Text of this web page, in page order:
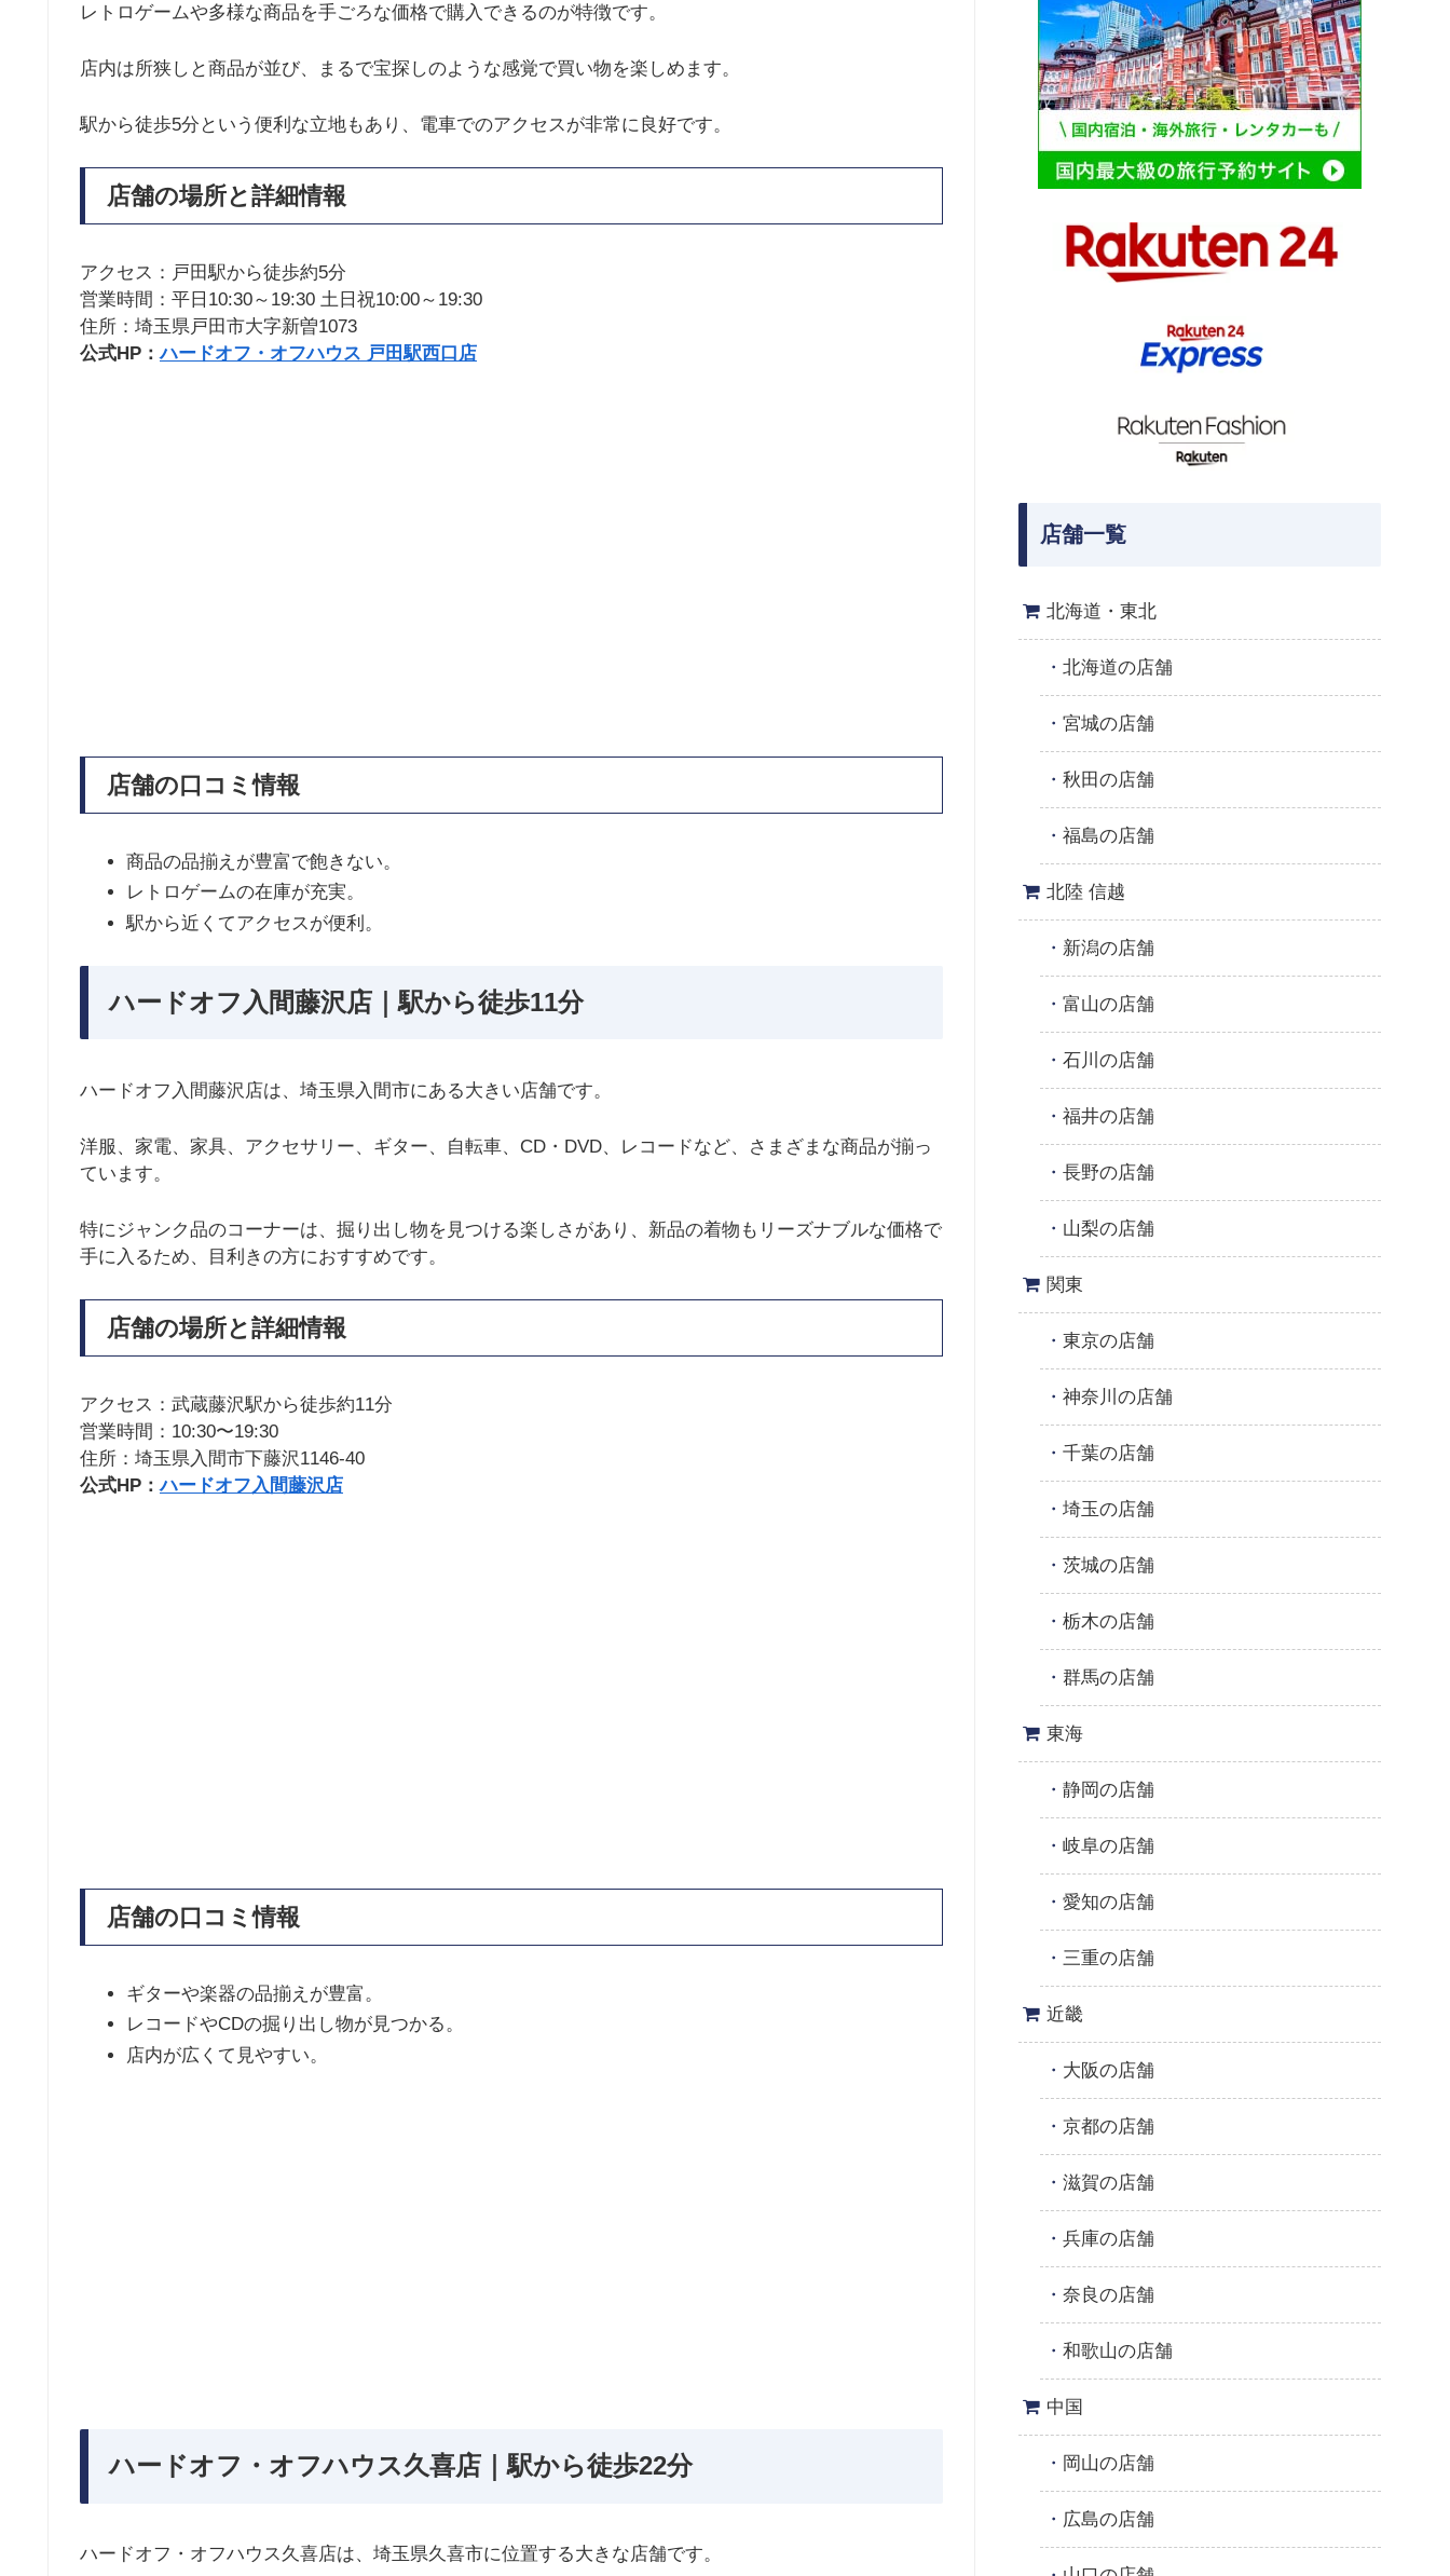
レトロゲームや多様な商品を手ごろな価格で購入できるのが特徴です。
店内は所狭しと商品が並び、まるで宝探しのような感覚で買い物を楽しめます。
駅から徒歩5分という便利な立地もあり、電車でのアクセスが非常に良好です。
店舗の場所と詳細情報
アクセス：戸田駅から徒歩約5分
営業時間：平日10:30～19:30 土日祝10:00～19:30
住所：埼玉県戸田市大字新曽1073
公式HP：ハードオフ・オフハウス 戸田駅西口店
店舗の口コミ情報
商品の品揃えが豊富で飽きない。
レトロゲームの在庫が充実。
駅から近くてアクセスが便利。
ハードオフ入間藤沢店｜駅から徒歩11分
ハードオフ入間藤沢店は、埼玉県入間市にある大きい店舗です。
洋服、家電、家具、アクセサリー、ギター、自転車、CD・DVD、レコードなど、さまざまな商品が揃っ
ています。
特にジャンク品のコーナーは、掘り出し物を見つける楽しさがあり、新品の着物もリーズナブルな価格で
手に入るため、目利きの方におすすめです。
店舗の場所と詳細情報
アクセス：武蔵藤沢駅から徒歩約11分
営業時間：10:30〜19:30
住所：埼玉県入間市下藤沢1146-40
公式HP：ハードオフ入間藤沢店
店舗の口コミ情報
ギターや楽器の品揃えが豊富。
レコードやCDの掘り出し物が見つかる。
店内が広くて見やすい。
ハードオフ・オフハウス久喜店｜駅から徒歩22分
ハードオフ・オフハウス久喜店は、埼玉県久喜市に位置する大きな店舗です。
店舗一覧
北海道・東北
北海道の店舗
宮城の店舗
秋田の店舗
福島の店舗
北陸 信越
新潟の店舗
富山の店舗
石川の店舗
福井の店舗
長野の店舗
山梨の店舗
関東
東京の店舗
神奈川の店舗
千葉の店舗
埼玉の店舗
茨城の店舗
栃木の店舗
群馬の店舗
東海
静岡の店舗
岐阜の店舗
愛知の店舗
三重の店舗
近畿
大阪の店舗
京都の店舗
滋賀の店舗
兵庫の店舗
奈良の店舗
和歌山の店舗
中国
岡山の店舗
広島の店舗